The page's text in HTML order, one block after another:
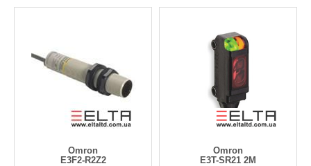
Omron
E3F2-R2Z2
Omron
E3T-SR21 2M